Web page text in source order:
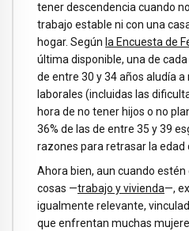
tener descendencia cuando
trabajo estable ni con una
hogar. Según la Encuesta de
última disponible, una de
de entre 30 y 34 años aludía
laborales (incluidas las
hora de no tener hijos o no
36% de las de entre 35 y 39
razones para retrasar la edad
Ahora bien, aun cuando
cosas —trabajo y vivienda—,
igualmente relevante,
que enfrentan muchas